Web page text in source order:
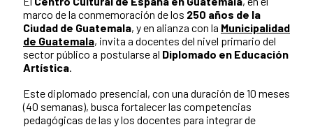
marco de la conmemoración de los 250 años de la
Ciudad de Guatemala, y en alianza con la Municipalidad
de Guatemala, invita a docentes del nivel primario del
sector público a postularse al Diplomado en Educación
Artística.
Este diplomado presencial, con una duración de 10 meses
(40 semanas), busca fortalecer las competencias
pedagógicas de las y los docentes para integrar de